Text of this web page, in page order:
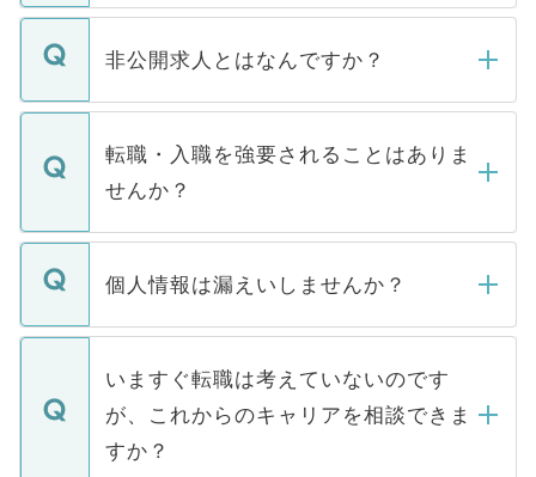
ご登録いただきましたら、弊社担当者がご
登録内容を確認し、その後メールもしくは
ます。通常、5営業日以内にはご連絡をせて
いただきますので、しばらくお待ちくださ
非公開求人とはなんですか？
マイナビDOCTORで取り扱っている求人の
うち約3割は、Webサイトからご覧いただ
けない「非公開求人」です。非公開求人は
下記の理由によって、一般には公開してい
ません。
■応募殺到を避けるため 人気のある医療機
関を公にしてしまうと、応募が殺到する場
に、医療機関が求める条件に合った人材の
みを人材紹介会社に依頼するケースが増え
ています。
転職・入職を強要されることはありま
せんか？
転職・入職を強要することは一切ありませ
ん。また、仮に応募先から内定をいただい
定を承諾する必要はありません。内定先へ
の辞退の連絡はキャリアパートナーが行い
個人情報は漏えいしませんか？
個人情報が漏えいすることはありませんの
で、ご安心ください。当サイトからの登録
などで収集したご登録者様の個人情報は、
ご本人のキャリアアップおよび転職活動の
支援を目的に使用いたします。お預かりし
いますぐ転職は考えていないのです
が、これからのキャリアを相談できま
すか？